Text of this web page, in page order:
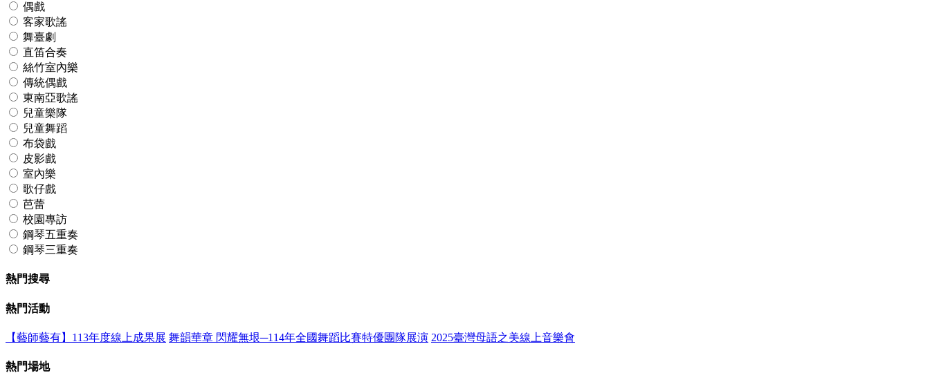
偶戲
客家歌謠
舞臺劇
直笛合奏
絲竹室內樂
傳統偶戲
東南亞歌謠
兒童樂隊
兒童舞蹈
布袋戲
皮影戲
室內樂
歌仔戲
芭蕾
校園專訪
鋼琴五重奏
鋼琴三重奏
熱門搜尋
熱門活動
【藝師藝有】113年度線上成果展 舞韻華章 閃耀無垠─114年全國舞蹈比賽特優團隊展演 2025臺灣母語之美線上音樂會
熱門場地